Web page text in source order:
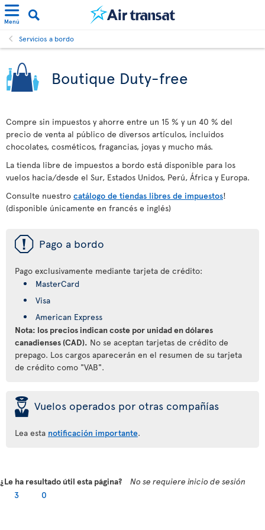
Menú
Servicios a bordo
Boutique Duty-free
Compre sin impuestos y ahorre entre un 15 % y un 40 % del
precio de venta al público de diversos artículos, incluidos
chocolates, cosméticos, fragancias, joyas y mucho más.
La tienda libre de impuestos a bordo está disponible para los
vuelos hacia/desde el Sur, Estados Unidos, Perú, África y Europa.
Consulte nuestro catálogo de tiendas libres de impuestos!
(disponible únicamente en francés e inglés)
ü Pago a bordo
Pago exclusivamente mediante tarjeta de crédito:
MasterCard
Visa
American Express
Nota: los precios indican coste por unidad en dólares
canadienses (CAD). No se aceptan tarjetas de crédito de
prepago. Los cargos aparecerán en el resumen de su tarjeta
de crédito como "VAB".
þ Vuelos operados por otras compañías
Lea esta notificación importante.
¿Le ha resultado útil esta página?
No se requiere inicio de sesión
3
0